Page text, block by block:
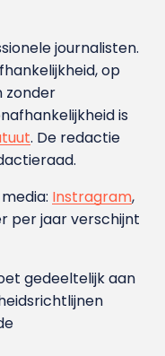
journalisten.
op
zonder
is
. De redactie
Instragram,
per jaar verschijnt
gedeeltelijk aan